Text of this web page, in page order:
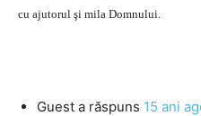
cu ajutorul şi mila Domnului.
Guest a răspuns 15 ani